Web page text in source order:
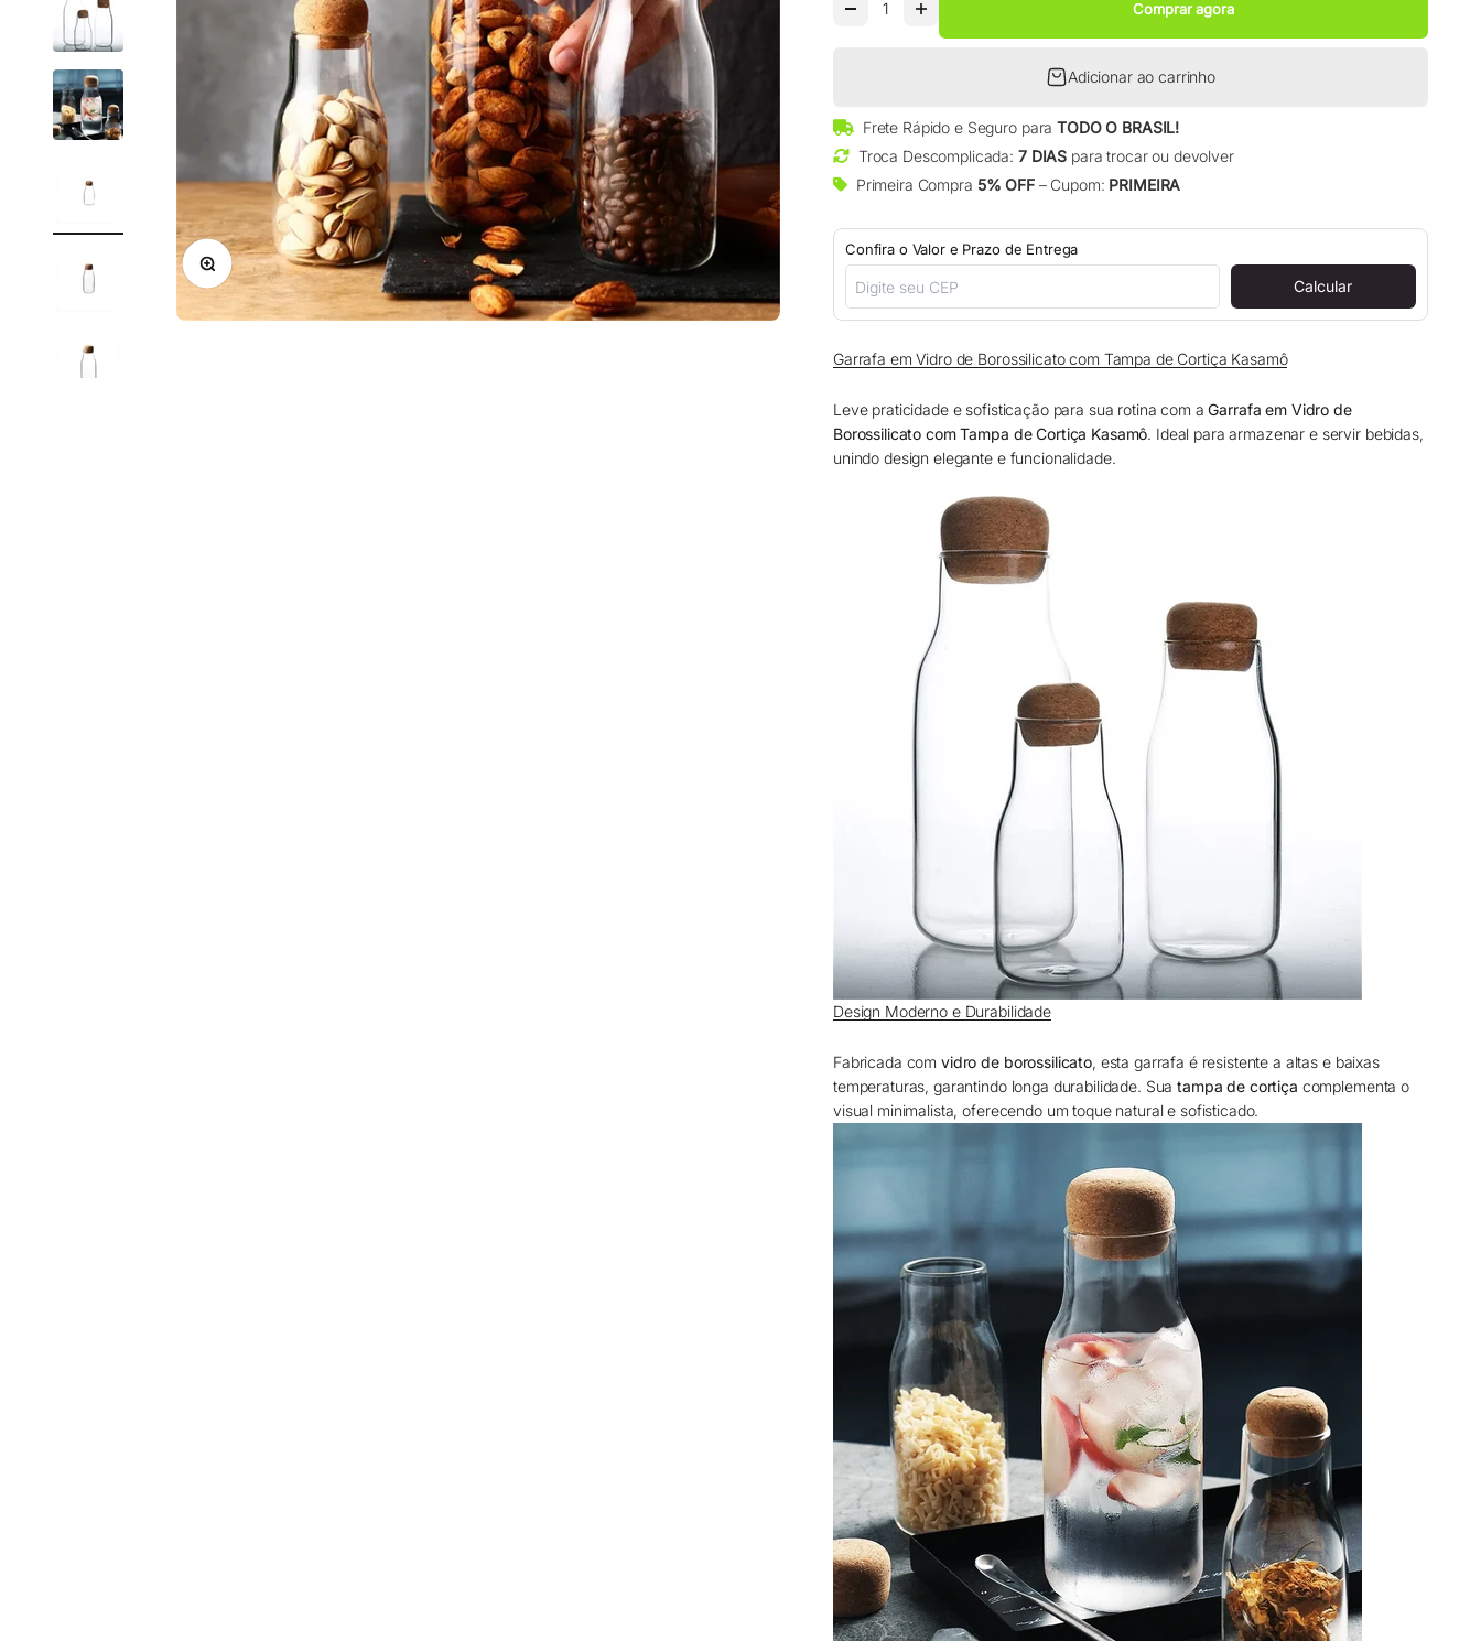
Zoom na imagem
Comprar agora
Adicionar ao carrinho
Frete Rápido e Seguro paraTODO O BRASIL!
Troca Descomplicada: 7 DIAS para trocar ou devolver
Primeira Compra 5% OFF– Cupom: PRIMEIRA
Confira o Valor e Prazo de Entrega
Calcular
Garrafa em Vidro de Borossilicato com Tampa de Cortiça Kasamô
Leve praticidade e sofisticação para sua rotina com aGarrafa em Vidro de
Borossilicato com Tampa de Cortiça Kasamô. Ideal para armazenar e servir bebidas,
unindo design elegante e funcionalidade.
Design Moderno e Durabilidade
Fabricada comvidro de borossilicato, esta garrafa é resistente a altas e baixas
temperaturas, garantindo longa durabilidade. Suatampa de cortiça complementa o
visual minimalista, oferecendo um toque natural e sofisticado.